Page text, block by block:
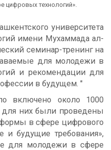
технологий».
университета
имени Мухаммада ал-
семинар-тренинг на
для молодежи в
и рекомендации для
в будущем. "
включено около 1000
них были проведены
в сфере цифрового
и будущие требования»,
для молодежи в сфере